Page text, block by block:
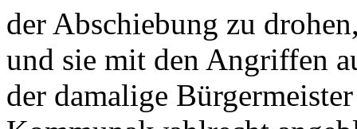
der Abschiebung zu
und sie mit den Angriffen
der damalige